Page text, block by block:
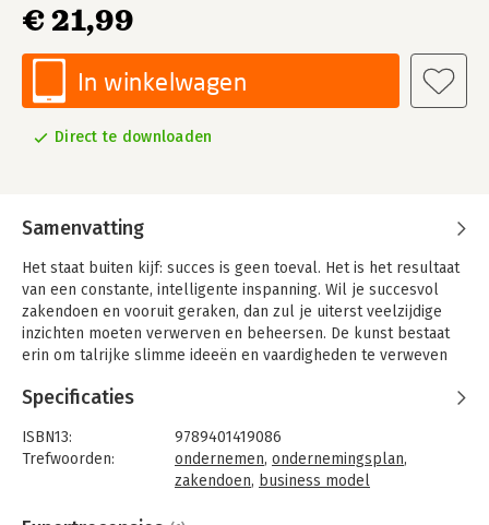
€ 21,99
In winkelwagen
Direct te downloaden
Samenvatting
Het staat buiten kijf: succes is geen toeval. Het is het resultaat
van een constante, intelligente inspanning. Wil je succesvol
zakendoen en vooruit geraken, dan zul je uiterst veelzijdige
inzichten moeten verwerven en beheersen. De kunst bestaat
erin om talrijke slimme ideeën en vaardigheden te verweven
Succes met de zaak verzekerd is een handige en inspirerende
gids voor alle zakenmensen, managers en ondernemers die
een succesvolle zaak of een krachtig bedrijf willen leiden.
Auteur Geert Dehouck reikt je een onmisbaar kompas aan op
Specificaties
ISBN13:
9789401419086
Trefwoorden:
ondernemen, ondernemingsplan,
zakendoen, business model